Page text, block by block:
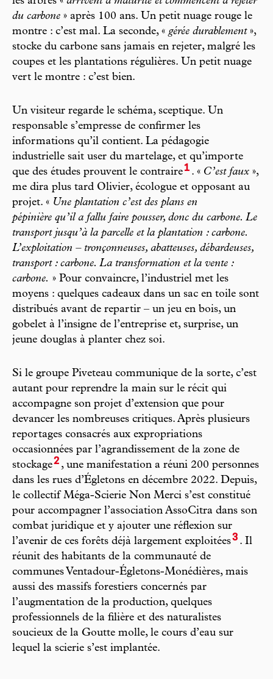
du carbone » après 100 ans. Un petit nuage rouge le
montre : c’est mal. La seconde, « gérée durablement»,
stocke du carbone sans jamais en rejeter, malgré les
coupes et les plantations régulières. Un petit nuage
vert le montre : c’est bien.
Un visiteur regarde le schéma, sceptique. Un
responsable s’empresse de confirmer les
informations qu’il contient. La pédagogie
industrielle sait user du martelage, et qu’importe
que des études prouvent le contraire1 . « C’est faux »,
me dira plus tard Olivier, écologue et opposant au
projet. « Une plantation c’est des plans en
pépinière qu’il a fallu faire pousser, donc du carbone. Le
transport jusqu’à la parcelle et la plantation : carbone.
L’exploitation – tronçonneuses, abatteuses, débardeuses,
transport : carbone. La transformation et la vente :
carbone. » Pour convaincre, l’industriel met les
moyens : quelques cadeaux dans un sac en toile sont
distribués avant de repartir – un jeu en bois, un
gobelet à l’insigne de l’entreprise et, surprise, un
jeune douglas à planter chez soi.
Si le groupe Piveteau communique de la sorte, c’est
autant pour reprendre la main sur le récit qui
accompagne son projet d’extension que pour
devancer les nombreuses critiques. Après plusieurs
reportages consacrés aux expropriations
occasionnées par l’agrandissement de la zone de
stockage2 , une manifestation a réuni 200 personnes
dans les rues d’Égletons en décembre 2022. Depuis,
le collectif Méga-Scierie Non Merci s’est constitué
pour accompagner l’association AssoCitra dans son
combat juridique et y ajouter une réflexion sur
l’avenir de ces forêts déjà largement exploitées3 . Il
réunit des habitants de la communauté de
communes Ventadour-Égletons-Monédières, mais
aussi des massifs forestiers concernés par
l’augmentation de la production, quelques
professionnels de la filière et des naturalistes
soucieux de la Goutte molle, le cours d’eau sur
lequel la scierie s’est implantée.